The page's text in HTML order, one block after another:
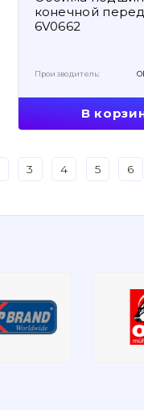
конечной
6V0662
Производитель:
В
3 4 5 6